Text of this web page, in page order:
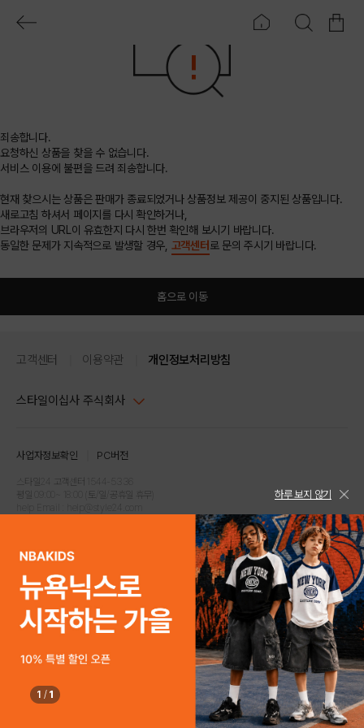
죄송합니다.
요청하신 상품을 찾을 수 없습니다.
서비스 이용에 불편을 드려 죄송합니다.
현재 찾으시는 상품은 판매가 종료되었거나 상품정보 제공이 중지된 상품입니다.
새로고침 하셔서 페이지를 다시 확인하거나,
브라우저의 URL이 유효한지 다시 한번 확인해 보시기 바랍니다.
동일한 문제가 지속적으로 발생할 경우, 고객센터 로 문의 주시기 바랍니다.
홈으로 이동
고객센터 이용약관 개인정보처리방침
스타일이십사 주식회사
주소 : 서울시 강남구 논현로 633, 6층 (논현동, 한세엠케이빌딩)
사업자등록번호 : 116-81-32499
통신판매업신고번호 : 제 2024-서울강남-04239
고객센터 1544-5336(평일 09:00~ 18:00 토/일/공휴일 휴무)
사업자정보확인 PC버전
스타일24 고객센터 1544-5336
평일 09:00~ 18:00 (토/일/공휴일 휴무)
COPYRIGHTⓒ2021 STYLE24 ALL RIGHTS RESERVED.
하루 보지 않기
1 / 1